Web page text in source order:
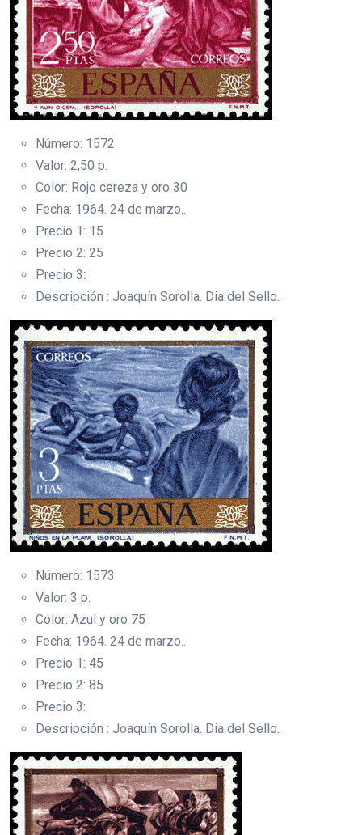
Número: 1572
Valor: 2,50 p.
Color: Rojo cereza y oro 30
Fecha: 1964. 24 de marzo..
Precio 1: 15
Precio 2: 25
Precio 3:
Descripción : Joaquín Sorolla. Dia del Sello.
Número: 1573
Valor: 3 p.
Color: Azul y oro 75
Fecha: 1964. 24 de marzo..
Precio 1: 45
Precio 2: 85
Precio 3:
Descripción : Joaquín Sorolla. Dia del Sello.